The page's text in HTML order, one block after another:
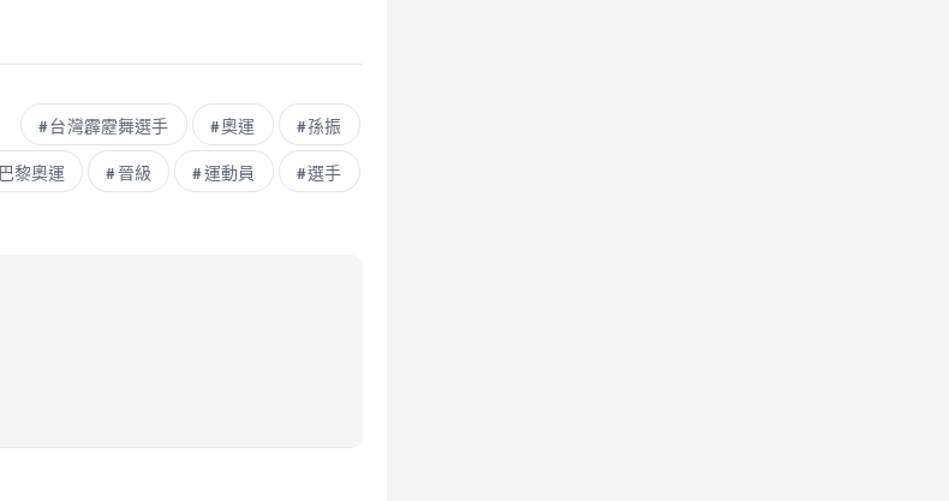
台灣霹靂舞選手 奧運 孫振
巴黎奧運 晉級 運動員 選手